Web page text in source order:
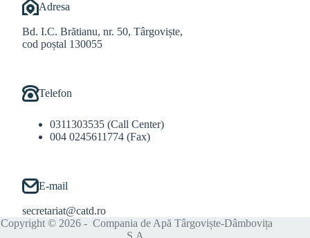
Adresa
Bd. I.C. Brătianu, nr. 50, Târgoviște,
cod poștal 130055
Telefon
0311303535 (Call Center)
004 0245611774 (Fax)
E-mail
secretariat@catd.ro
Copyright © 2026 - Compania de Apă Târgoviște-Dâmbovița
S.A.